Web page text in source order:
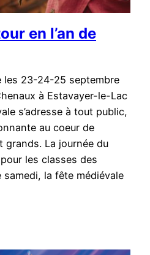
en l’an de
les 23-24-25 septembre
à Estavayer-le-Lac
s’adresse à tout public,
au coeur de
grands. La journée du
les classes des
la fête médiévale